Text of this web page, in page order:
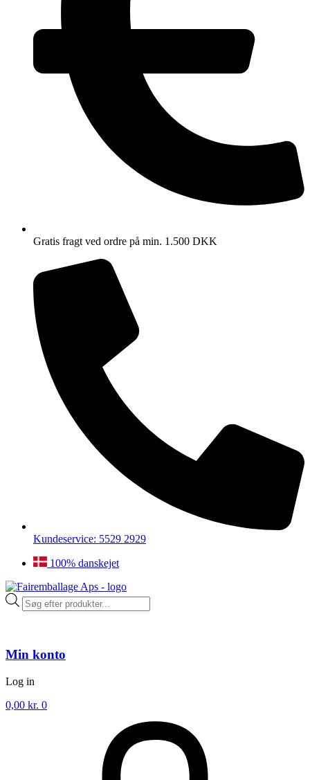
Gratis fragt ved ordre på min. 1.500 DKK
Kundeservice: 5529 2929
100% danskejet
Products
search
Min konto
Log in
0,00 kr. 0